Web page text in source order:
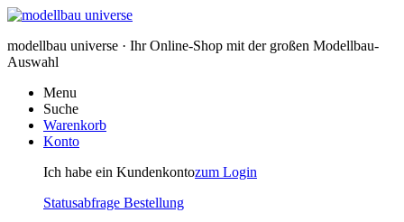
modellbau universe · Ihr Online-Shop mit der großen Modellbau-
Auswahl
Menu
Suche
Warenkorb
Konto
Ich habe ein Kundenkontozum Login
Statusabfrage Bestellung